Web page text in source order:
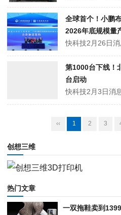
全球首个！小鹏
2026年底规模量
第1000台下线！
台启动
‹‹ 1 2 3
创想三维
热门文章
一双拖鞋卖到